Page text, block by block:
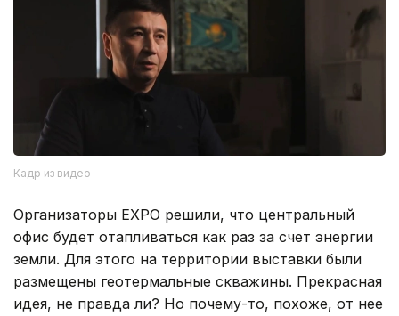
Кадр из видео
Организаторы EXPO решили, что центральный
офис будет отапливаться как раз за счет энергии
земли. Для этого на территории выставки были
размещены геотермальные скважины. Прекрасная
идея, не правда ли? Но почему-то, похоже, от нее